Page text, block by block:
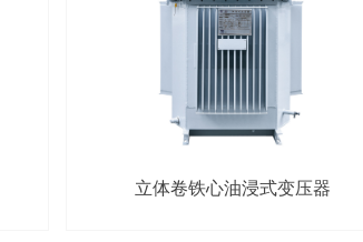
立体卷铁心油浸式变压器